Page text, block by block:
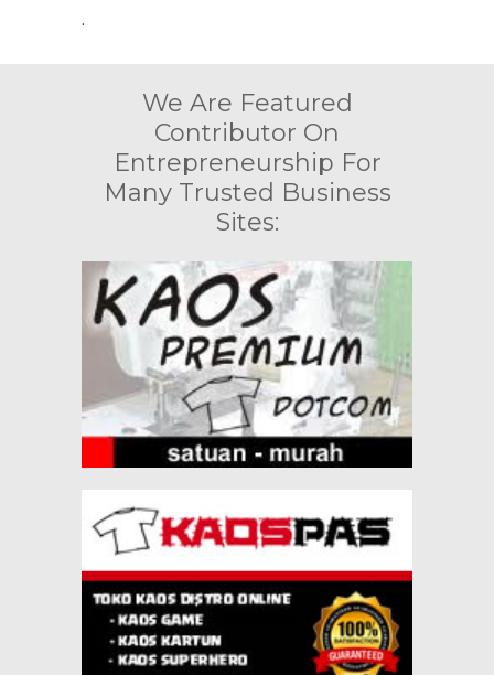
.
We Are Featured
Contributor On
Entrepreneurship For
Many Trusted Business
Sites: